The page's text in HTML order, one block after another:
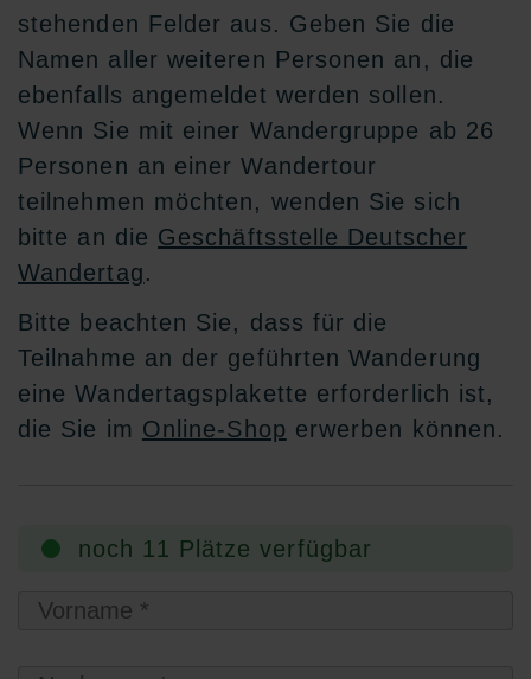
stehenden Felder aus. Geben Sie die
Namen aller weiteren Personen an, die
ebenfalls angemeldet werden sollen.
Wenn Sie mit einer Wandergruppe ab 26
Personen an einer Wandertour
teilnehmen möchten, wenden Sie sich
bitte an die Geschäftsstelle Deutscher
Wandertag.
Bitte beachten Sie, dass für die
Teilnahme an der geführten Wanderung
eine Wandertagsplakette erforderlich ist,
die Sie im Online-Shop erwerben können.
noch 11 Plätze verfügbar